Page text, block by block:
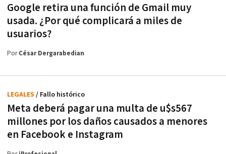
Google retira una función de Gmail muy
usada. ¿Por qué complicará a miles de
usuarios?
PorCésar Dergarabedian
Meta deberá pagar una multa de u$s567
millones por los daños causados a menores
en Facebook e Instagram
LEGALES / Fallo histórico